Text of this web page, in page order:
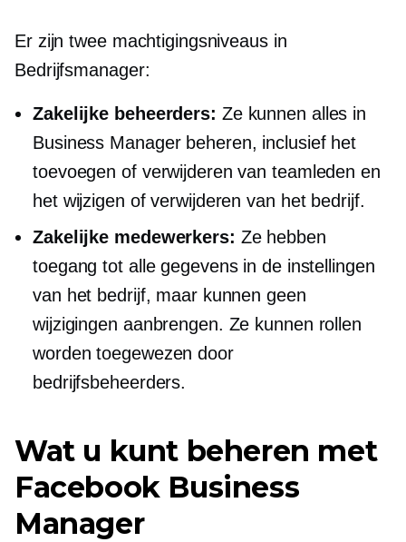
Er zijn twee machtigingsniveaus in
Bedrijfsmanager:
Zakelijke beheerders: Ze kunnen alles in
Business Manager beheren, inclusief het
toevoegen of verwijderen van teamleden en
het wijzigen of verwijderen van het bedrijf.
Zakelijke medewerkers: Ze hebben
toegang tot alle gegevens in de instellingen
van het bedrijf, maar kunnen geen
wijzigingen aanbrengen. Ze kunnen rollen
worden toegewezen door
bedrijfsbeheerders.
Wat u kunt beheren met
Facebook Business
Manager